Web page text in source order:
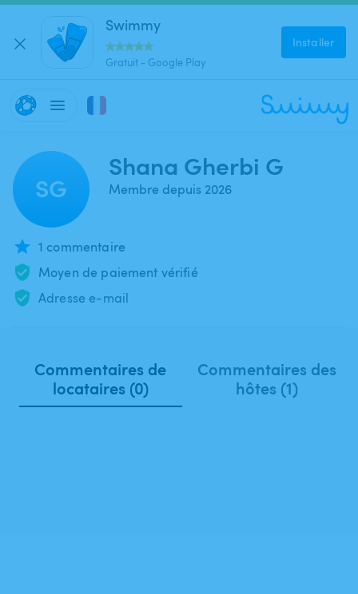
Swimmy
Gratuit - Google Play
Installer
SG
Shana Gherbi G
Membre depuis 2026
1 commentaire
Moyen de paiement vérifié
Adresse e-mail
Commentaires de
locataires (0)
Commentaires des
hôtes (1)